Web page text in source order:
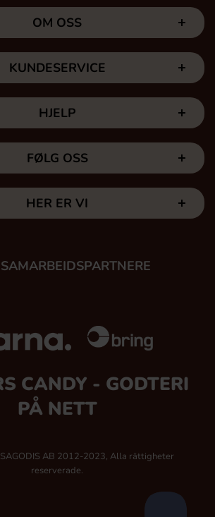
OM OSS
KUNDESERVICE
HJELP
FØLG OSS
HER ER VI
CANDY - GODTERI
PÅ NETT
AB 2012-2023, Alla rättigheter
reserverade.